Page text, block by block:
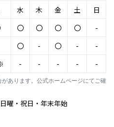
水 木 金 土
日
〇 〇 〇 〇
-
〇 - 〇 -
-
- - - - -
あります。公式ホームページにてご確
曜・祝日・年末年始